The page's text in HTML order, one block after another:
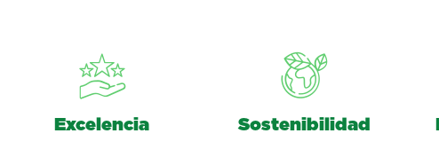
Excelencia Sostenibilidad